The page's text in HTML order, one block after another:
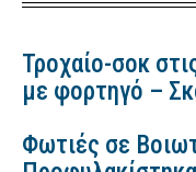
Τροχαίο-σοκ
με φορτηγό –
Φωτιές σε